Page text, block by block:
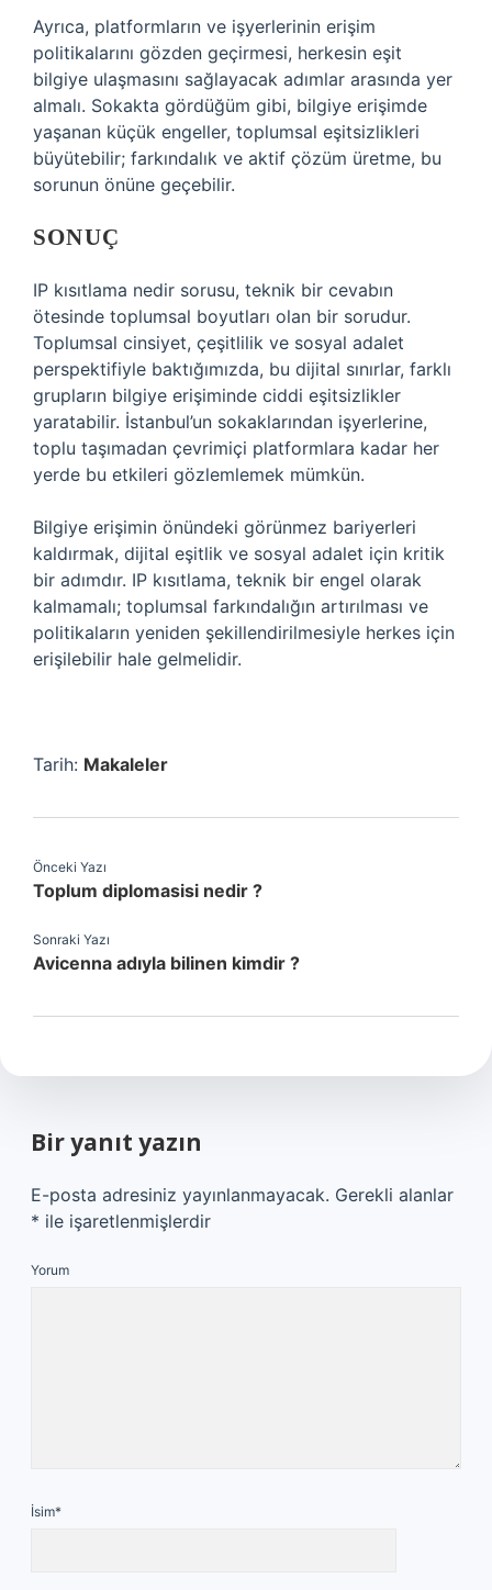
Ayrıca, platformların ve işyerlerinin erişim
politikalarını gözden geçirmesi, herkesin eşit
bilgiye ulaşmasını sağlayacak adımlar arasında yer
almalı. Sokakta gördüğüm gibi, bilgiye erişimde
yaşanan küçük engeller, toplumsal eşitsizlikleri
büyütebilir; farkındalık ve aktif çözüm üretme, bu
sorunun önüne geçebilir.
SONUÇ
IP kısıtlama nedir sorusu, teknik bir cevabın
ötesinde toplumsal boyutları olan bir sorudur.
Toplumsal cinsiyet, çeşitlilik ve sosyal adalet
perspektifiyle baktığımızda, bu dijital sınırlar, farklı
grupların bilgiye erişiminde ciddi eşitsizlikler
yaratabilir. İstanbul’un sokaklarından işyerlerine,
toplu taşımadan çevrimiçi platformlara kadar her
yerde bu etkileri gözlemlemek mümkün.
Bilgiye erişimin önündeki görünmez bariyerleri
kaldırmak, dijital eşitlik ve sosyal adalet için kritik
bir adımdır. IP kısıtlama, teknik bir engel olarak
kalmamalı; toplumsal farkındalığın artırılması ve
politikaların yeniden şekillendirilmesiyle herkes için
erişilebilir hale gelmelidir.
Tarih: Makaleler
Önceki Yazı
Toplum diplomasisi nedir ?
Sonraki Yazı
Avicenna adıyla bilinen kimdir ?
Bir yanıt yazın
E-posta adresiniz yayınlanmayacak. Gerekli alanlar
* ile işaretlenmişlerdir
Yorum
İsim*